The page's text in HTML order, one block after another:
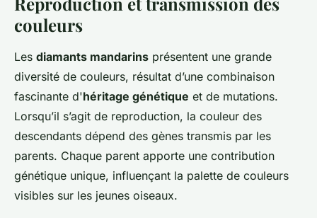
couleurs
Les diamants mandarins présentent une grande
diversité de couleurs, résultat d’une combinaison
fascinante d'héritage génétique et de mutations.
Lorsqu’il s’agit de reproduction, la couleur des
descendants dépend des gènes transmis par les
parents. Chaque parent apporte une contribution
génétique unique, influençant la palette de couleurs
visibles sur les jeunes oiseaux.